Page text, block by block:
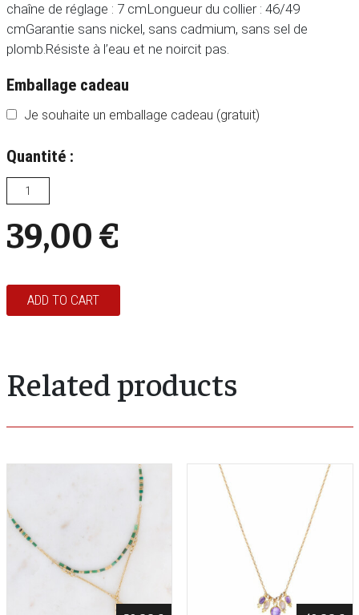
39,00€
chaîne de réglage : 7 cmLongueur du collier : 46/49
cmGarantie sans nickel, sans cadmium, sans sel de
plomb.Résiste à l’eau et ne noircit pas.
Emballage cadeau
Je souhaite un emballage cadeau (gratuit)
Quantité :
ADD TO CART
Related products